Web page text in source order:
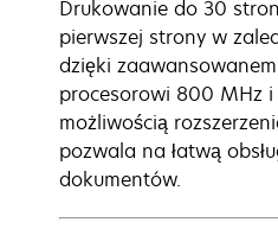
Drukowanie do 30
pierwszej strony w
dzięki
procesorowi 800 MHz i
możliwością
pozwala na łatwą
dokumentów.